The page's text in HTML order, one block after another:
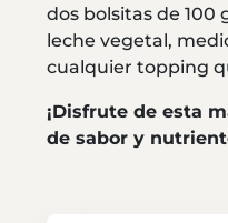
dos bolsitas de 100
leche vegetal,
cualquier topping
¡Disfrute de esta
de sabor y